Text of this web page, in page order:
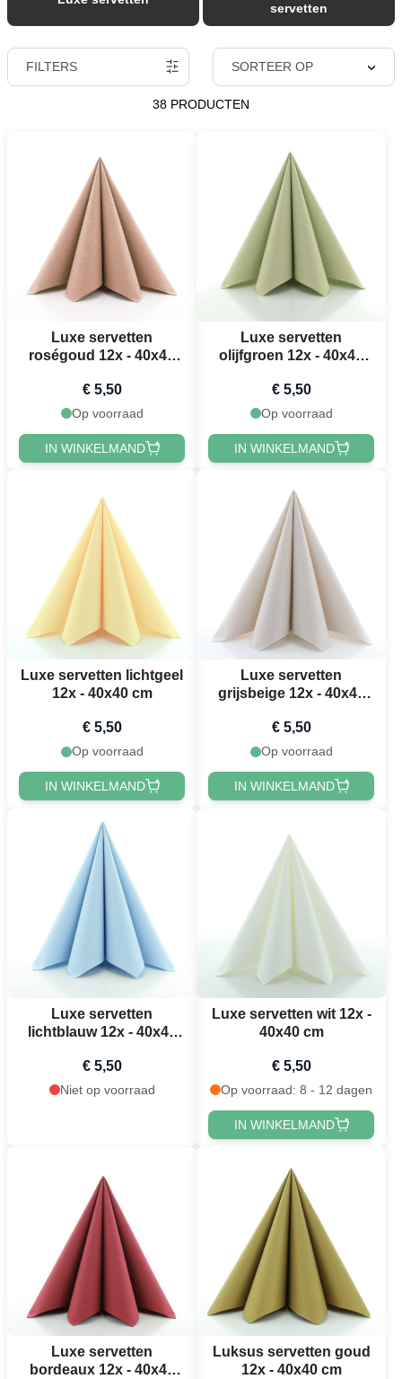
servetten
FILTERS SORTEER OP
38 PRODUCTEN
Luxe servetten
roségoud 12x - 40x40
€ 5,50
Op voorraad
IN WINKELMAND
Luxe servetten
olijfgroen 12x - 40x40
€ 5,50
Op voorraad
IN WINKELMAND
Luxe servetten lichtgeel
12x - 40x40 cm
€ 5,50
Op voorraad
IN WINKELMAND
Luxe servetten
grijsbeige 12x - 40x40
€ 5,50
Op voorraad
IN WINKELMAND
Luxe servetten
lichtblauw 12x - 40x40
€ 5,50
Niet op voorraad
Luxe servetten wit 12x -
40x40 cm
€ 5,50
Op voorraad: 8 - 12 dagen
IN WINKELMAND
Luxe servetten
bordeaux 12x - 40x40
Luksus servetten goud
12x - 40x40 cm